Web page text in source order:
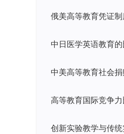
俄美高等教育凭证
中日医学英语教育
中美高等教育社会
高等教育国际竞争
创新实验教学与传